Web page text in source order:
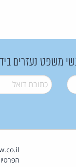
משפט נעזרים
דואל*